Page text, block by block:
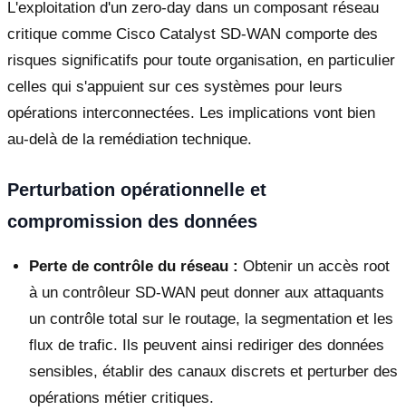
L'exploitation d'un zero-day dans un composant réseau
critique comme Cisco Catalyst SD-WAN comporte des
risques significatifs pour toute organisation, en particulier
celles qui s'appuient sur ces systèmes pour leurs
opérations interconnectées. Les implications vont bien
au-delà de la remédiation technique.
Perturbation opérationnelle et
compromission des données
Perte de contrôle du réseau : Obtenir un accès root
à un contrôleur SD-WAN peut donner aux attaquants
un contrôle total sur le routage, la segmentation et les
flux de trafic. Ils peuvent ainsi rediriger des données
sensibles, établir des canaux discrets et perturber des
opérations métier critiques.